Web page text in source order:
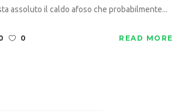
assoluto il caldo afoso che probabilmente...
0 READ MORE